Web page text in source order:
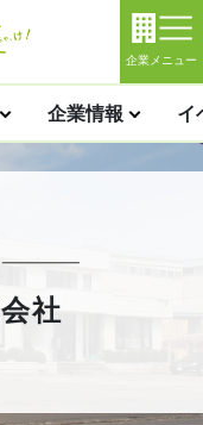
企業メニュー
企業情報 イ
社